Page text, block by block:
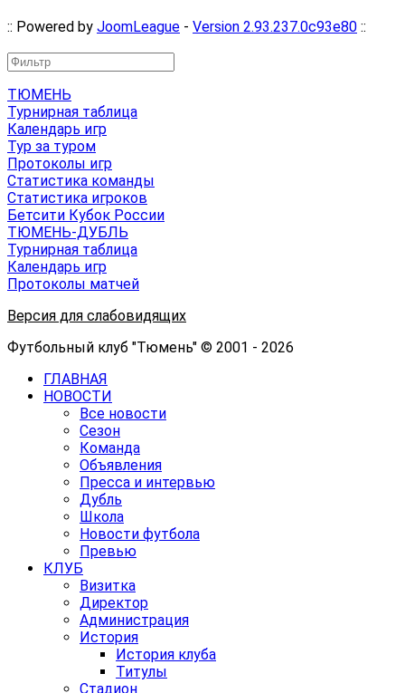
:: Powered by JoomLeague - Version 2.93.237.0c93e80 ::
ТЮМЕНЬ
Турнирная таблица
Календарь игр
Тур за туром
Протоколы игр
Статистика команды
Статистика игроков
Бетсити Кубок России
ТЮМЕНЬ-ДУБЛЬ
Турнирная таблица
Календарь игр
Протоколы матчей
Версия для слабовидящих
Футбольный клуб "Тюмень" © 2001 - 2026
ГЛАВНАЯ
НОВОСТИ
Все новости
Сезон
Команда
Объявления
Пресса и интервью
Дубль
Школа
Новости футбола
Превью
КЛУБ
Визитка
Директор
Администрация
История
История клуба
Титулы
Стадион